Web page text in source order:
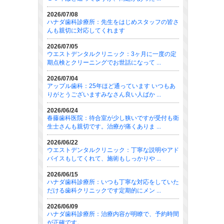
2026/07/08
ハナダ歯科診療所：先生をはじめスタッフの皆さ
んも親切に対応してくれます
2026/07/05
ウエストデンタルクリニック：3ヶ月に一度の定
期点検とクリーニングでお世話になって ...
2026/07/04
アップル歯科：25年ほど通っています いつもあ
りがとうございますみなさん良い人ばか ...
2026/06/24
春藤歯科医院：待合室が少し狭いですが受付も衛
生士さんも親切です。治療が痛くありま ...
2026/06/22
ウエストデンタルクリニック：丁寧な説明やアド
バイスもしてくれて、施術もしっかりや ...
2026/06/15
ハナダ歯科診療所：いつも丁寧な対応をしていた
だける歯科クリニックです定期的にメン ...
2026/06/09
ハナダ歯科診療所：治療内容が明瞭で、予約時間